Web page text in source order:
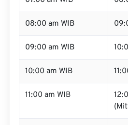
08:00 am WIB
09:00 am WIB
10:00 am WIB
11:00 am WIB